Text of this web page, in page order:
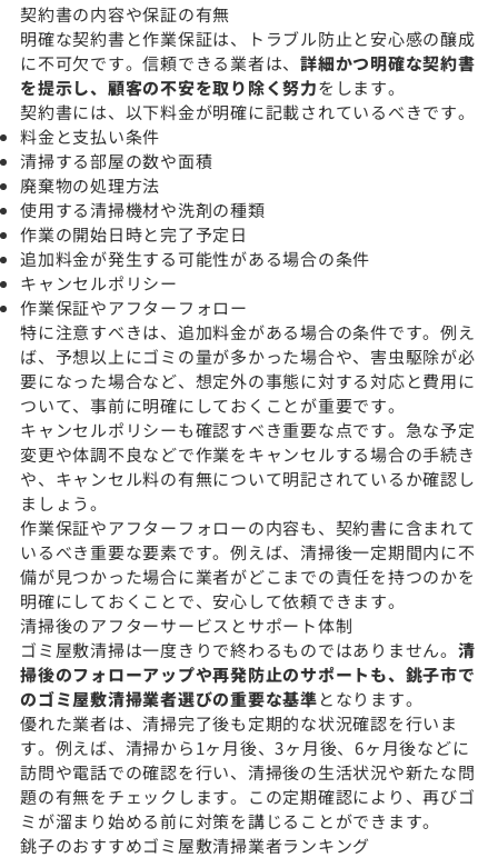
契約書の内容や保証の有無
明確な契約書と作業保証は、トラブル防止と安心感の醸成
に不可欠です。信頼できる業者は、 詳細かつ明確な契約書
を提示し、顧客の不安を取り除く努力をします。
契約書には、以下料金が明確に記載されているべきです。
料金と支払い条件
清掃する部屋の数や面積
廃棄物の処理方法
使用する清掃機材や洗剤の種類
作業の開始日時と完了予定日
追加料金が発生する可能性がある場合の条件
キャンセルポリシー
作業保証やアフターフォロー
特に注意すべきは、追加料金がある場合の条件です。例え
ば、予想以上にゴミの量が多かった場合や、害虫駆除が必
要になった場合など、想定外の事態に対する対応と費用に
ついて、事前に明確にしておくことが重要です。
キャンセルポリシーも確認すべき重要な点です。急な予定
変更や体調不良などで作業をキャンセルする場合の手続き
や、キャンセル料の有無について明記されているか確認し
ましょう。
作業保証やアフターフォローの内容も、契約書に含まれて
いるべき重要な要素です。例えば、清掃後一定期間内に不
備が見つかった場合に業者がどこまでの責任を持つのかを
明確にしておくことで、安心して依頼できます。
清掃後のアフターサービスとサポート体制
ゴミ屋敷清掃は一度きりで終わるものではありません。 清
掃後のフォローアップや再発防止のサポートも、銚子市で
のゴミ屋敷清掃業者選びの重要な基準となります。
優れた業者は、清掃完了後も定期的な状況確認を行いま
す。例えば、清掃から1ヶ月後、3ヶ月後、6ヶ月後などに
訪問や電話での確認を行い、清掃後の生活状況や新たな問
題の有無をチェックします。この定期確認により、再びゴ
ミが溜まり始める前に対策を講じることができます。
銚子のおすすめゴミ屋敷清掃業者ランキング